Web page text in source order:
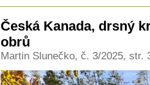
Česká Kanada, drsný
obrů
Martin Slunečko, č. 3/2025, str.